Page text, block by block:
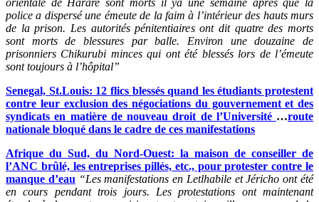
orientale de Harare sont morts il ya une semaine après que la
police a dispersé une émeute de la faim à l’intérieur des hauts murs
de la prison. Les autorités pénitentiaires ont dit quatre des morts
sont morts de blessures par balle. Environ une douzaine de
prisonniers Chikurubi minces qui ont été blessés lors de l’émeute
sont toujours à l’hôpital”
Senegal, St.Louis: 12 flics blessés quand les étudiants protestent
contre leur exclusion des négociations du gouvernement et des
syndicats en matière de nouveau droit de l’Université …route
nationale bloqué dans le cadre de ces manifestations
Afrique du Sud, du Nord-Ouest: la maison de conseiller de
l’ANC brûlé, les entreprises pillés, etc., pour protester contre le
manque d’eau “Les manifestations en Letlhabile et Jéricho ont été
en cours pendant trois jours. Les protestations ont maintenant